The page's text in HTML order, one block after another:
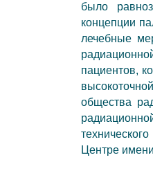
было
концепции
лечебные
пациентов,
общества
Центре